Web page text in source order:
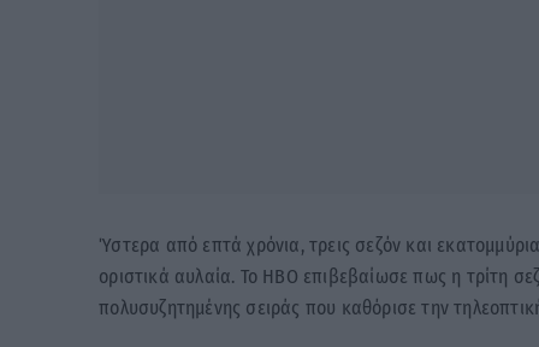
Ύστερα από επτά χρόνια, τρεις σεζόν και
οριστικά αυλαία. Το HBO επιβεβαίωσε πως η τρίτη
πολυσυζητημένης σειράς που καθόρισε την